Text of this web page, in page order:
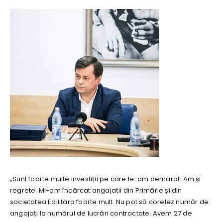
„Sunt foarte multe investiții pe care le-am demarat. Am și
regrete. Mi-am încărcat angajații din Primărie și din
societatea Edilitara foarte mult. Nu pot să corelez număr de
angajați la numărul de lucrări contractate. Avem 27 de